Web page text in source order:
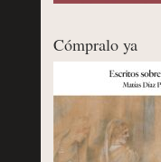
Cómpralo ya